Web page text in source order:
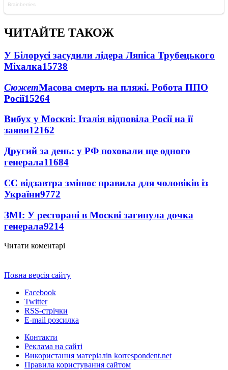
ЧИТАЙТЕ ТАКОЖ
У Білорусі засудили лідера Ляпіса Трубецького
Міхалка15738
СюжетМасова смерть на пляжі. Робота ППО
Росії15264
Вибух у Москві: Італія відповіла Росії на її
заяви12162
Другий за день: у РФ поховали ще одного
генерала11684
ЄС відзавтра змінює правила для чоловіків із
України9772
ЗМІ: У ресторані в Москві загинула дочка
генерала9214
Читати коментарі
Повна версія сайту
Facebook
Twitter
RSS-стрічки
E-mail розсилка
Контакти
Реклама на сайті
Використання матеріалів korrespondent.net
Правила користування сайтом